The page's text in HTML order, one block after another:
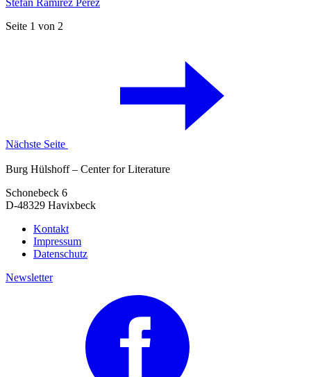
Seite 1 von 2
Nächste Seite
Burg Hülshoff – Center for Literature
Schonebeck 6
D-48329 Havixbeck
Kontakt
Impressum
Datenschutz
Newsletter